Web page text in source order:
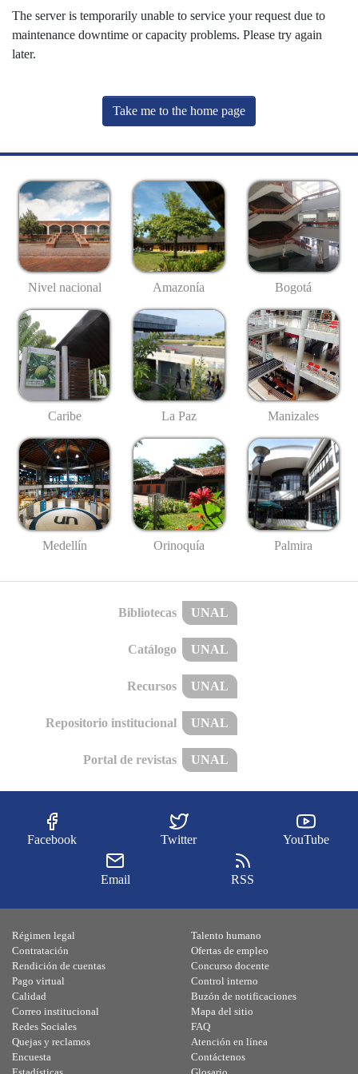
The server is temporarily unable to service your request due to
maintenance downtime or capacity problems. Please try again
later.
Take me to the home page
Nivel nacional Amazonía Bogotá
Caribe La Paz Manizales
Medellín Orinoquía Palmira
Bibliotecas UNAL
Catálogo UNAL
Recursos UNAL
Repositorio institucional UNAL
Portal de revistas UNAL
Facebook Twitter YouTube
Email RSS
Régimen legal
Contratación
Rendición de cuentas
Pago virtual
Calidad
Talento humano
Ofertas de empleo
Concurso docente
Control interno
Buzón de notificaciones
Correo institucional
Redes Sociales
Quejas y reclamos
Encuesta
Mapa del sitio
FAQ
Atención en línea
Contáctenos